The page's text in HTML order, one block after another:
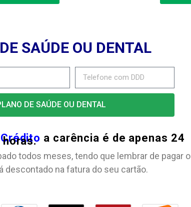
SAÚDE OU DENTAL
DE SAÚDE OU DENTAL
a carência é de apenas 24
horas.
todos meses, tendo que lembrar de pagar o
descontado na fatura do seu cartão.